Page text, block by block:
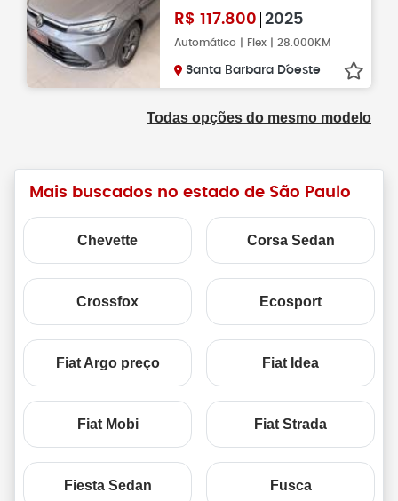
R$ 117.800 2025
Automático | Flex | 28.000KM
Santa Barbara D´oeste
Todas opções do mesmo modelo
Mais buscados no estado de São Paulo
Chevette Corsa Sedan
Crossfox Ecosport
Fiat Argo preço Fiat Idea
Fiat Mobi Fiat Strada
Fiesta Sedan Fusca